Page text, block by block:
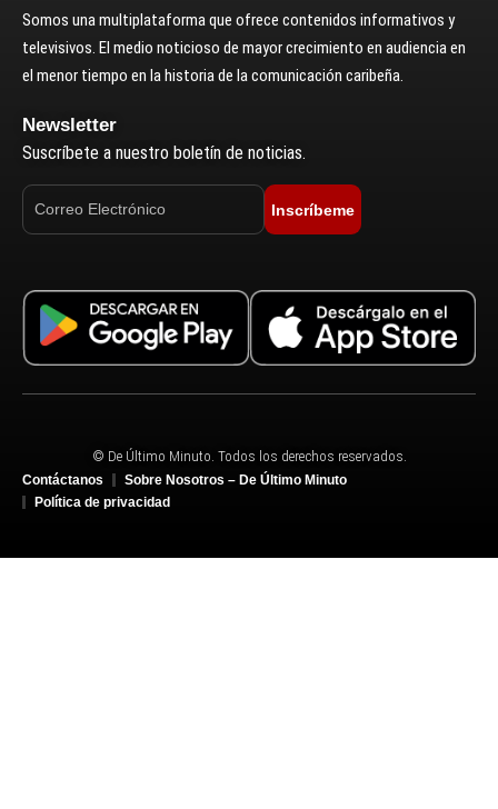
Somos una multiplataforma que ofrece contenidos informativos y
televisivos. El medio noticioso de mayor crecimiento en audiencia en
el menor tiempo en la historia de la comunicación caribeña.
Newsletter
Suscríbete a nuestro boletín de noticias.
Inscríbeme
© De Último Minuto. Todos los derechos reservados.
Contáctanos
Sobre Nosotros – De Último Minuto
Política de privacidad